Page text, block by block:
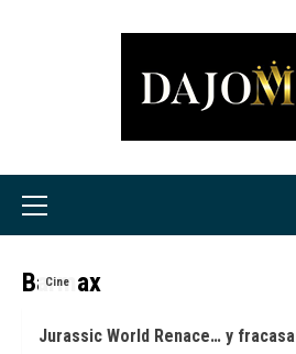
Menú
Barmax
Cine
Jurassic World Renace… y fracasa